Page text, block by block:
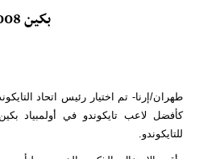
بكين 2008
طهران/إرنا- تم اختيار رئيس اتحاد
للتايكوندو.